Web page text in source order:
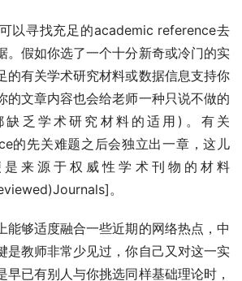
以寻找充足的academic reference去
。假如你选了一个十分新奇或冷门的实
的有关学术研究材料或数据信息支持你
的文章内容也会给老师一种只说不做的
乏学术研究材料的适用)。有关
的先关难题之后会独立出一章，这儿
来源于权威性学术刊物的材料
。
能够适度融合一些近期的网络热点，中
是教师非常少见过，你自己又对这一实
早已有别人与你挑选同样基础理论时，